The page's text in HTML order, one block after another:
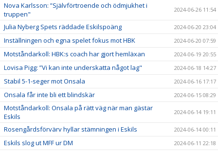
Nova Karlsson: ”Självförtroende och ödmjukhet i
truppen"
2024-06-26 11:54
Julia Nyberg Spets räddade Eskilspoäng 2024-06-20 23:04
Inställningen och egna spelet fokus mot HBK 2024-06-20 07:59
Motståndarkoll: HBK:s coach har gjort hemläxan 2024-06-19 20:55
Lovisa Pigg: ”Vi kan inte underskatta något lag" 2024-06-18 14:27
Stabil 5-1-seger mot Onsala 2024-06-16 17:17
Onsala får inte bli ett blindskär 2024-06-15 08:29
Motståndarkoll: Onsala på rätt väg när man gästar
Eskils
2024-06-14 19:11
Rosengårdsförvärv hyllar stämningen i Eskils 2024-06-14 00:11
Eskils slog ut MFF ur DM 2024-06-11 22:18